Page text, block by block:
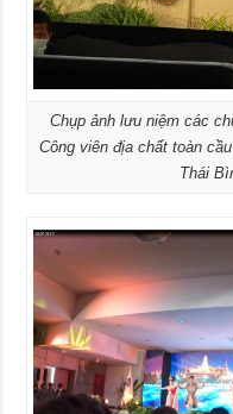
Chụp ảnh lưu niệm các
Công viên địa chất toàn
Thái